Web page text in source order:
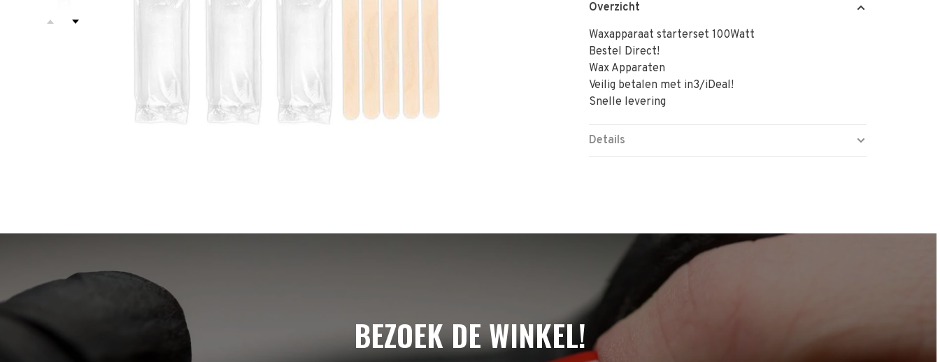
Overzicht
Waxapparaat starterset 100Watt
Bestel Direct!
Wax Apparaten
Veilig betalen met in3/iDeal!
Snelle levering
Details
BEZOEK DE WINKEL!